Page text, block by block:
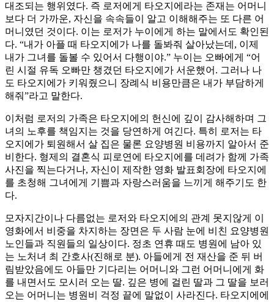
대조되는 행위였다. 즉 로저에게 타오지에라는 존재는 어머니
보다 더 가까운, 자신을 속속들이 알고 이해해주는 또 다른 어
머니였던 것이다. 이는 로저가 누이에게 하는 말에서도 확인된
다. “내가 아플 때 타오지에가 나를 돌봐줘 살아났는데, 이제
내가 그녀를 돌볼 수 있어서 다행이야.” 누이는 오빠에게 “어
린 시절 유독 오빠만 챙겼던 타오지에가 서운했어. 그러나 나
도 타오지에가 키워줬으니 장례식 비용만큼은 내가 부담하게
해줘”라고 말한다.
이처럼 로저의 가족은 타오지에의 헌신에 깊이 감사해하며 그
녀의 노후를 책임지는 것을 당연하게 여긴다. 특히 로저는 타
오지에가 퇴원해서 살 집은 물론 요양병원 비용까지 알아서 준
비한다. 형제의 결혼식 피로연에 타오지에를 데려가 함께 가족
사진을 찍는다거나, 자신이 제작한 영화 발표회장에 타오지에
를 초청해 그녀에게 기쁨과 자랑스러움을 느끼게 해주기도 한
다.
모자지간이나 다름없는 로저와 타오지에의 관계 못지않게 이
영화에서 비중을 차지하는 장면은 두 사람 눈에 비친 요양병원
노인들과 직원들의 일상이다. 정초 연휴 때도 병원에 남아 있
는 노처녀 최 간호사(진해로 분). 아들에게 전 재산을 준 뒤 버
림받았음에도 아들만 기다리는 어머니와 그런 어머니에게 화
를 내면서도 모시러 오는 딸. 깊은 병에 걸린 딸과 그 딸을 보러
오는 어머니는 병원비 걱정 끝에 말없이 사라진다. 타오지에에